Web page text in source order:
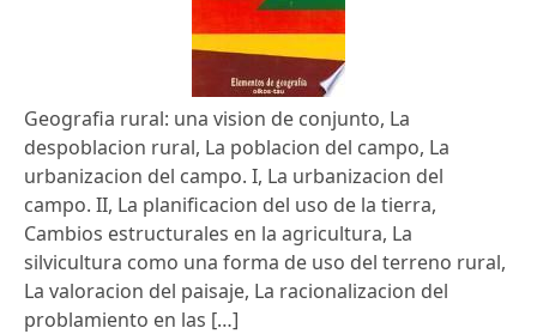
Geografia rural: una vision de conjunto, La
despoblacion rural, La poblacion del campo, La
urbanizacion del campo. I, La urbanizacion del
campo. II, La planificacion del uso de la tierra,
Cambios estructurales en la agricultura, La
silvicultura como una forma de uso del terreno rural,
La valoracion del paisaje, La racionalizacion del
problamiento en las […]